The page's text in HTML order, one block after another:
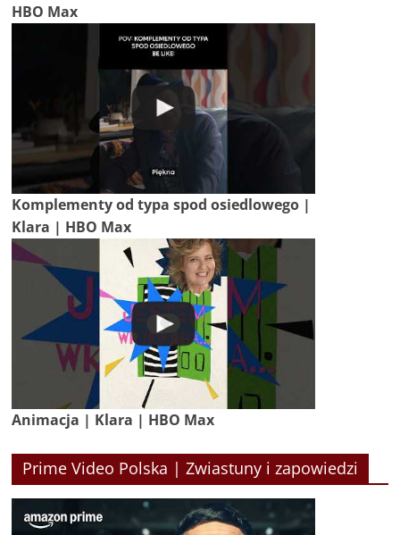
HBO Max
Komplementy od typa spod osiedlowego |
Klara | HBO Max
Animacja | Klara | HBO Max
Prime Video Polska | Zwiastuny i zapowiedzi